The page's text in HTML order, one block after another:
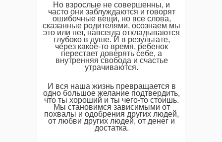
Но взрослые не совершенны, и
часто они заблуждаются и говорят
ошибочные вещи, но все слова,
сказанные родителями, осознаем мы
это или нет, навсегда откладываются
глубоко в душе. И в результате,
через какое-то время, ребенок
перестает доверять себе, а
внутренняя свобода и счастье
утрачиваются.
И вся наша жизнь превращается в
одно большое желание подтвердить,
что ты хороший и ты чего-то стоишь.
Мы становимся зависимыми от
похвалы и одобрения других людей,
от любви других людей, от денег и
достатка.